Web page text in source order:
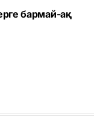
бармай-ақ